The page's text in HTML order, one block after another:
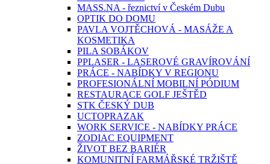
MASS.NA - řeznictví v Českém Dubu
OPTIK DO DOMU
PAVLA VOJTĚCHOVÁ - MASÁŽE A
KOSMETIKA
PILA SOBÁKOV
PPLASER - LASEROVÉ GRAVÍROVÁNÍ
PRÁCE - NABÍDKY V REGIONU
PROFESIONÁLNÍ MOBILNÍ PÓDIUM
RESTAURACE GOLF JEŠTĚD
STK ČESKÝ DUB
UCTOPRAZAK
WORK SERVICE - NABÍDKY PRÁCE
ZODIAC EQUIPMENT
ŽIVOT BEZ BARIÉR
KOMUNITNÍ FARMÁŘSKÉ TRŽIŠTĚ